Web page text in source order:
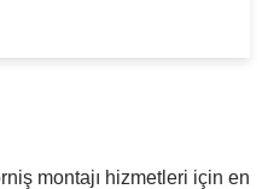
montajı hizmetleri için en